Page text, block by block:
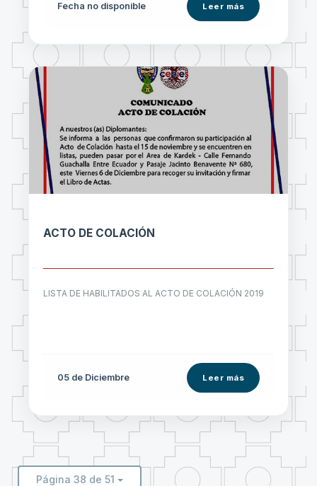
Fecha no disponible Leer más
ACTO DE COLACIÓN
LISTA DE HABILITADOS AL ACTO DE COLACIÓN 2019
05 de Diciembre Leer más
Página 38 de 51